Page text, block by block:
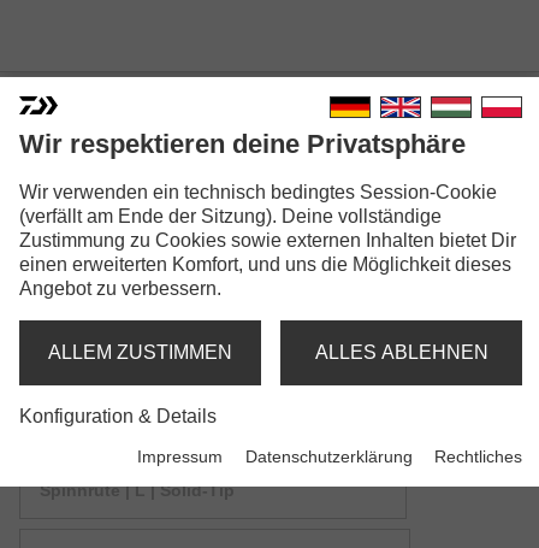
TOURNAMENT AGS
SPINNING
Modellausführungen: 3
Tournament AGS Solid Spin
Spinnrute | L | Solid-Tip
Wir respektieren deine Privatsphäre
Wir verwenden ein technisch bedingtes Session-Cookie
(verfällt am Ende der Sitzung). Deine vollständige
Zustimmung zu Cookies sowie externen Inhalten bietet Dir
einen erweiterten Komfort, und uns die Möglichkeit dieses
Angebot zu verbessern.
ALLEM ZUSTIMMEN ALLES ABLEHNEN
Konfiguration & Details
Impressum Datenschutzerklärung Rechtliches